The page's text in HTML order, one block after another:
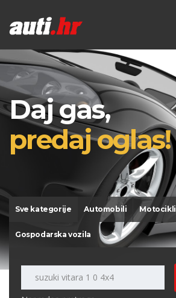
Daj gas,
predaj oglas!
Sve kategorije Automobili Motocikli
Gospodarska vozila